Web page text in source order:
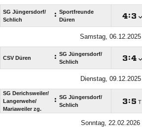
SG Jüngersdorf/​
Schlich
: Sportfreunde
Düren
:
Samstag, 06.12.2025
CSV Düren : SG Jüngersdorf/​
Schlich
:
Dienstag, 09.12.2025
SG Derichsweiler/​
Langerwehe/​
Mariaweiler zg.
: SG Jüngersdorf/​
Schlich
: T
Sonntag, 22.02.2026